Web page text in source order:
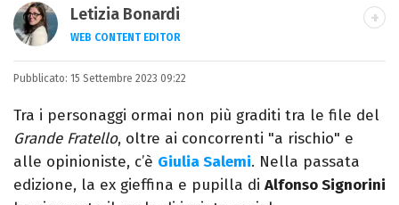
Letizia Bonardi
WEB CONTENT EDITOR
Content Editor e aspirante giornalista,
per la scrittura scoperto quasi per caso.
Pubblicato: 15 Settembre 2023 09:22
Tra i personaggi ormai non più graditi tra le file del
Grande Fratello, oltre ai concorrenti "a rischio" e
alle opinioniste, c’è Giulia Salemi. Nella passata
edizione, la ex gieffina e pupilla di Alfonso Signorini